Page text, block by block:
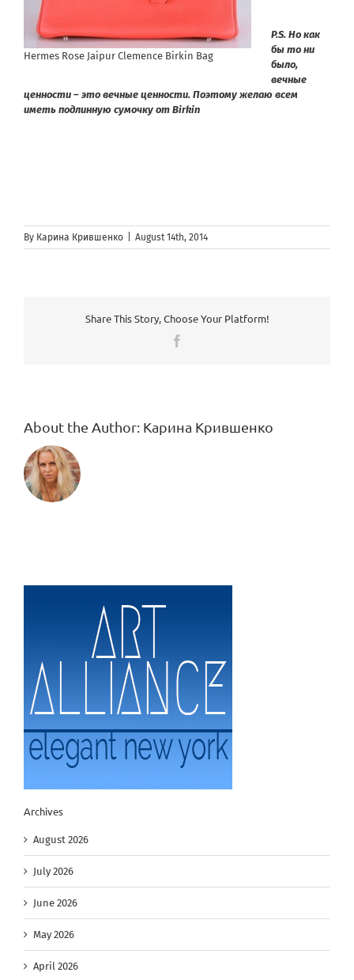
Hermes Rose Jaipur Clemence Birkin Bag
P.S. Но как
бы то ни
было,
вечные
ценности – это вечные ценности. Поэтому желаю всем
иметь подлинную сумочку от Birkin
By Карина Крившенко August 14th, 2014
Share This Story, Choose Your Platform!
About the Author: Карина Крившенко
Archives
August 2026
July 2026
June 2026
May 2026
April 2026